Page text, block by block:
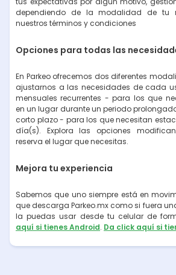
dependiendo de la modalidad de tu
nuestros términos y condiciones
Opciones para todas las
En Parkeo ofrecemos dos diferentes
ajustarnos a las necesidades de cada
mensuales recurrentes - para los que
en un lugar durante un periodo
corto plazo - para los que necesitan
día(s). Explora las opciones
reserva el lugar que necesitas.
Mejora tu experiencia
Sabemos que uno siempre está en
que descarga Parkeo.mx como si fuera
la puedas usar desde tu celular de
aquí si tienes Android. Da click aquí si